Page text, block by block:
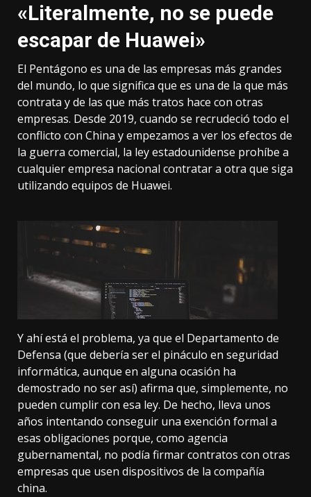
«Literalmente, no se puede
escapar de Huawei»
El Pentágono es una de las empresas más grandes
del mundo, lo que significa que es una de la que más
contrata y de las que más tratos hace con otras
empresas. Desde 2019, cuando se recrudeció todo el
conflicto con China y empezamos a ver los efectos de
la guerra comercial, la ley estadounidense prohíbe a
cualquier empresa nacional contratar a otra que siga
utilizando equipos de Huawei.
Y ahí está el problema, ya que el Departamento de
Defensa (que debería ser el pináculo en seguridad
informática, aunque en alguna ocasión ha
demostrado no ser así) afirma que, simplemente, no
pueden cumplir con esa ley. De hecho, lleva unos
años intentando conseguir una exención formal a
esas obligaciones porque, como agencia
gubernamental, no podía firmar contratos con otras
empresas que usen dispositivos de la compañía
china.